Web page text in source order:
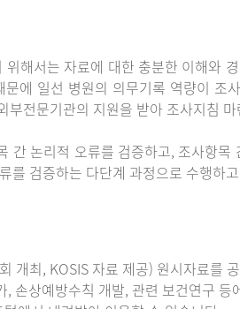
해서는 자료에 대한 충분한 이해와
에 일선 병원의 의무기록 역량이 조
전문기관의 지원을 받아 조사지침
논리적 오류를 검증하고, 조사항목
를 검증하는 다단계 과정으로 수행하
개최, KOSIS 자료 제공) 원시자료를
손상예방수칙 개발, 관련 보건연구 등